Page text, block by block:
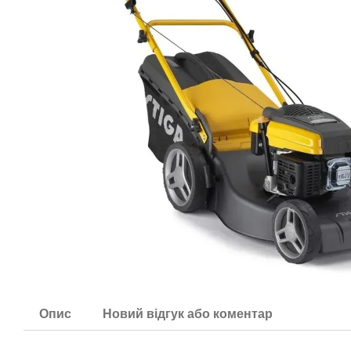
Опис Новий відгук або коментар